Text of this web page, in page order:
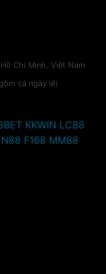
Chí Minh, Việt Nam
cả ngày lễ)
KKWIN LC88
F168 MM88